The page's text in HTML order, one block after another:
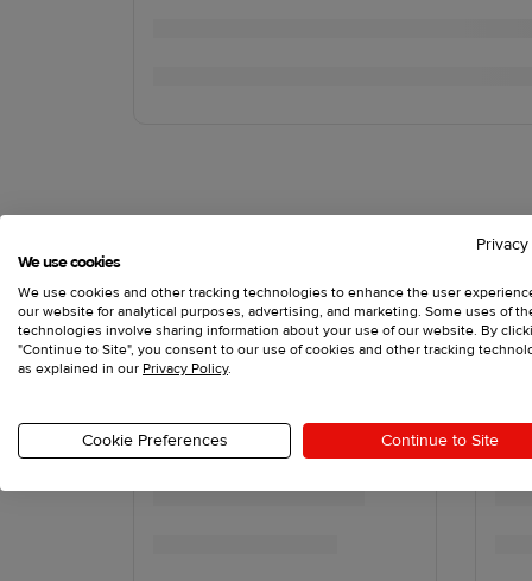
We use cookies
We use cookies and other tracking technologies to enhance the user
our website for analytical purposes, advertising, and marketing. Some uses of
technologies involve sharing information about your use of our website. By
"Continue to Site", you consent to our use of cookies and other tracking
as explained in our Privacy Policy.
Cookie Preferences Continue to Site